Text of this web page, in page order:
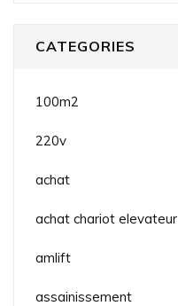
CATEGORIES
100m2
220v
achat
achat chariot elevateur
amlift
assainissement